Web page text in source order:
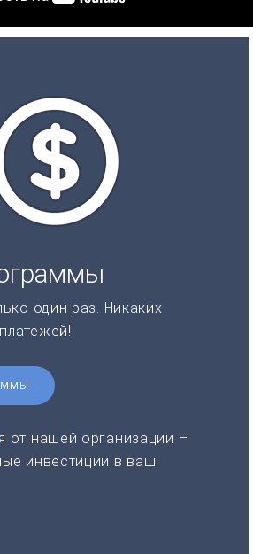
один раз. Никаких
от нашей организации –
инвестиции в ваш